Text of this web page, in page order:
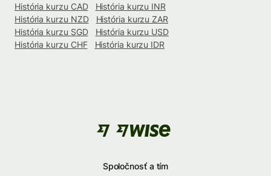
História kurzu CAD
História kurzu INR
História kurzu NZD
História kurzu ZAR
História kurzu SGD
História kurzu USD
História kurzu CHF
História kurzu IDR
Spoločnosť a tím